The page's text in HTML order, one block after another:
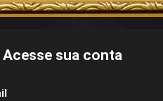
Acesse sua conta